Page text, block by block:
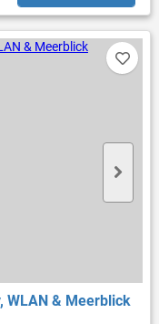
WLAN & Meerblick